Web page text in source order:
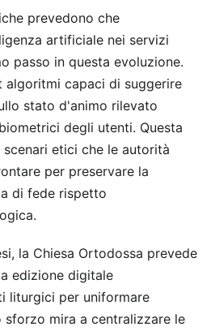
prevedono che
artificiale nei servizi
passo in questa evoluzione.
algoritmi capaci di suggerire
stato d'animo rilevato
degli utenti. Questa
etici che le autorità
per preservare la
di fede rispetto
la Chiesa Ortodossa prevede
edizione digitale
liturgici per uniformare
mira a centralizzare le